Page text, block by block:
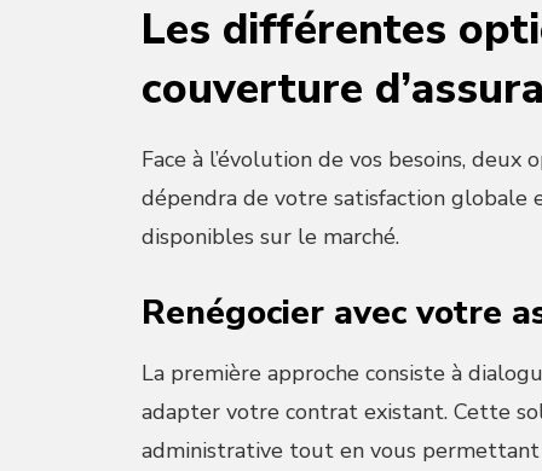
Les différentes
couverture
Face à l’évolution de vos besoins, deux
dépendra de votre satisfaction globale
disponibles sur le marché.
Renégocier avec votre
La première approche consiste à
adapter votre contrat existant. Cette
administrative tout en vous